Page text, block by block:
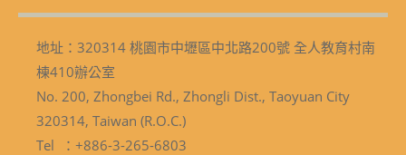
地址：320314 桃園市中壢區中北路200號 全人教育村南
棟410辦公室
No. 200, Zhongbei Rd., Zhongli Dist., Taoyuan City
320314, Taiwan (R.O.C.)
Tel ：+886-3-265-6803